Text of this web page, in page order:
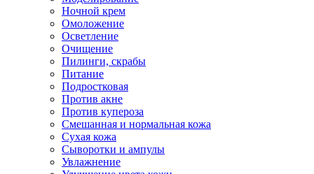
Ночной крем
Омоложение
Осветление
Очищение
Пилинги, скрабы
Питание
Подростковая
Против акне
Против купероза
Смешанная и нормальная кожа
Сухая кожа
Сыворотки и ампулы
Увлажнение